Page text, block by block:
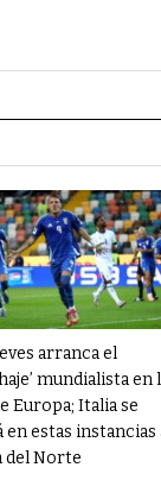
arranca el
mundialista en
Europa; Italia se
en estas instancias
del Norte